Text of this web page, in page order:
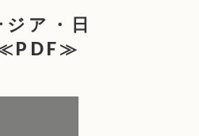
ア・日
≪PDF≫